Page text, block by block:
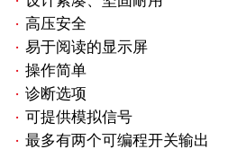
高压安全
易于阅读的显示屏
操作简单
诊断选项
可提供模拟信号
最多有两个可编程开关输出